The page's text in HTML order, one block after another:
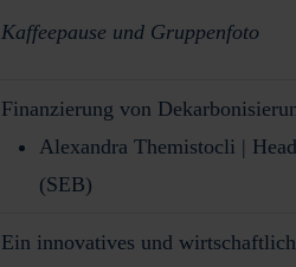
Kaffeepause und Gruppenfoto
Finanzierung von
Alexandra Themistocli |
(SEB)
Ein innovatives und